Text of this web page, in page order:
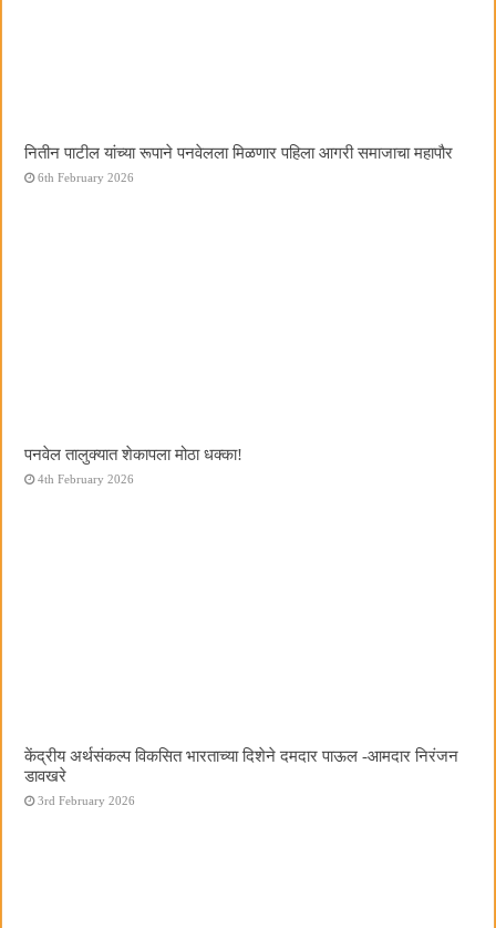
नितीन पाटील यांच्या रूपाने पनवेलला मिळणार पहिला आगरी समाजाचा महापौर
6th February 2026
पनवेल तालुक्यात शेकापला मोठा धक्का!
4th February 2026
केंद्रीय अर्थसंकल्प विकसित भारताच्या दिशेने दमदार पाऊल -आमदार निरंजन
डावखरे
3rd February 2026